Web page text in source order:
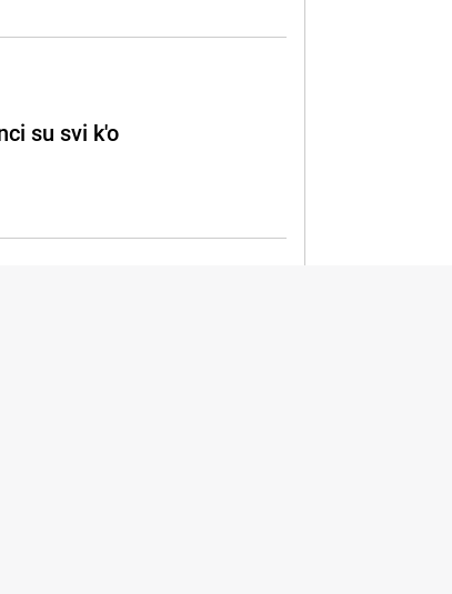
su svi k'o